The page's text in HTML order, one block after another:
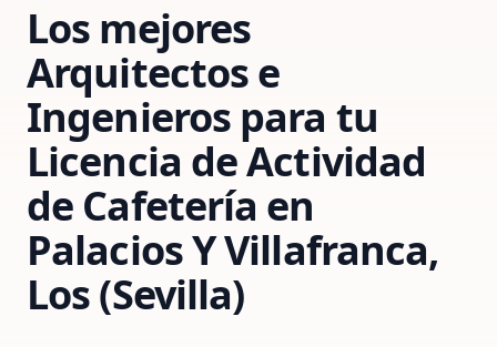
Los mejores
Arquitectos e
Ingenieros para tu
Licencia de Actividad
de Cafetería en
Palacios Y Villafranca,
Los (Sevilla)